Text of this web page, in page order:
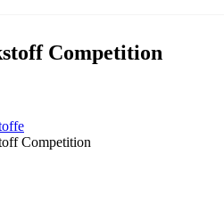
Competition
Competition